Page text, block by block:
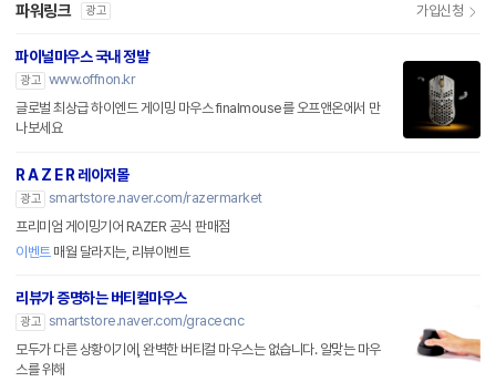
파워링크 광고 가입신청
파이널마우스 국내 정발
광고 www.offnon.kr
글로벌 최상급 하이엔드 게이밍 마우스 finalmouse를 오프앤온에서 만
나보세요
R A Z E R 레이저몰
광고 smartstore.naver.com/razermarket
프리미엄 게이밍기어 RAZER 공식 판매점
이벤트매월 달라지는, 리뷰이벤트
리뷰가 증명하는 버티컬마우스
광고 smartstore.naver.com/gracecnc
모두가 다른 상황이기에, 완벽한 버티컬 마우스는 없습니다. 알맞는 마우
스를 위해